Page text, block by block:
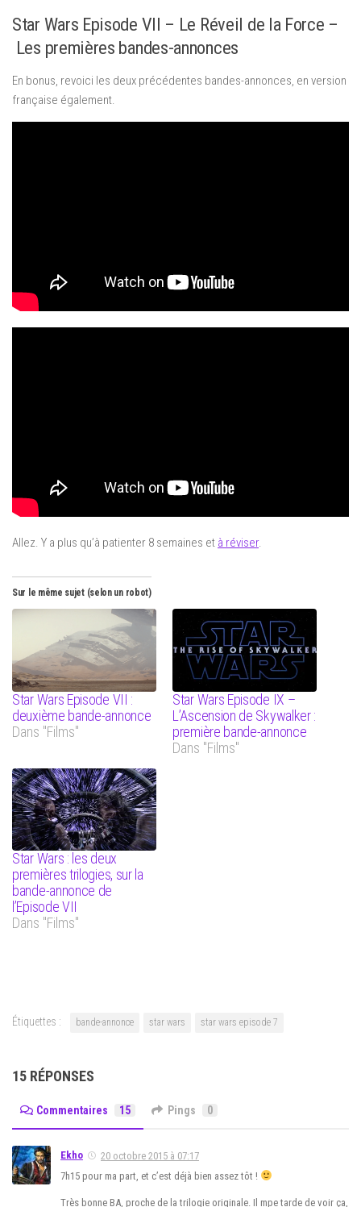
Star Wars Episode VII – Le Réveil de la Force –
Les premières bandes-annonces
En bonus, revoici les deux précédentes bandes-annonces, en version
française également.
Allez. Y a plus qu’à patienter 8 semaines et à réviser.
Sur le même sujet (selon un robot)
Star Wars Episode VII :
deuxième bande-annonce
Dans "Films"
Star Wars Episode IX –
L’Ascension de Skywalker :
première bande-annonce
Dans "Films"
Star Wars : les deux
premières trilogies, sur la
bande-annonce de
l’Episode VII
Dans "Films"
Étiquettes : bande-annonce star wars star wars episode 7
15 RÉPONSES
Commentaires 15 Pings 0
Ekho
20 octobre 2015 à 07:17
7h15 pour ma part, et c’est déjà bien assez tôt !
Très bonne BA, proche de la trilogie originale. Il mpe tarde de voir ça,